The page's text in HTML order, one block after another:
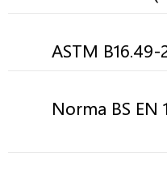
ASTM B16.49-
Norma BS EN